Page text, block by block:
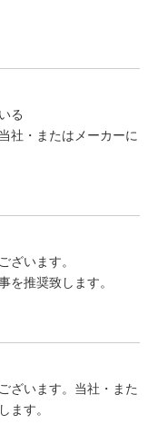
る
社・またはメーカーに
ざいます。
を推奨致します。
ざいます。当社・また
ます。